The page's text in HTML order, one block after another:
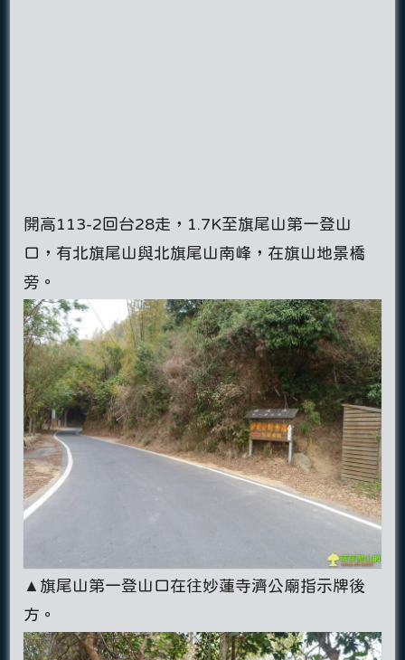
開高113-2回台28走，1.7K至旗尾山第一登山
口，有北旗尾山與北旗尾山南峰，在旗山地景橋
旁。
▲旗尾山第一登山口在往妙蓮寺濟公廟指示牌後
方。